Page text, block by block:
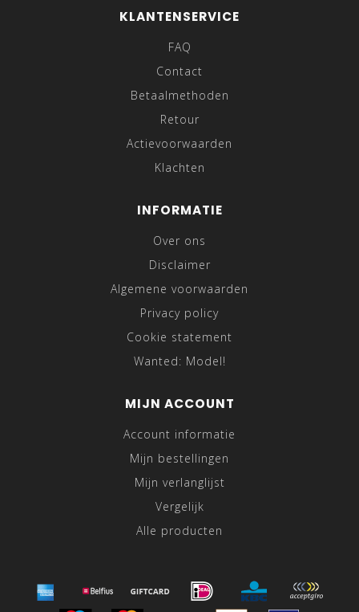
KLANTENSERVICE
FAQ
Contact
Betaalmethoden
Retour
Actievoorwaarden
Klachten
INFORMATIE
Over ons
Disclaimer
Algemene voorwaarden
Privacy policy
Cookie statement
Wanted: Model!
MIJN ACCOUNT
Account informatie
Mijn bestellingen
Mijn verlanglijst
Vergelijk
Alle producten